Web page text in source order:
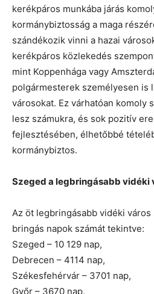
kerékpáros munkába járás
kormánybiztosság a maga
szándékozik vinni a hazai
kerékpáros közlekedés
mint Koppenhága vagy
polgármesterek személyesen is
városokat. Ez várhatóan komoly
lesz számukra, és sok pozitív
fejlesztésében, élhetőbbé
kormánybiztos.
Szeged a legbringásabb vidéki
Az öt legbringásabb vidéki
bringás napok számát tekintve:
Szeged – 10 129 nap,
Debrecen – 4114 nap,
Székesfehérvár – 3701 nap,
Győr – 3670 nap,